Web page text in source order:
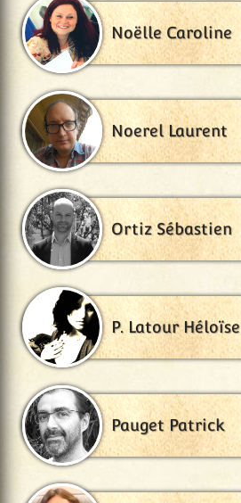
Noëlle Caroline
Noerel Laurent
Ortiz Sébastien
P. Latour Héloïse
Pauget Patrick